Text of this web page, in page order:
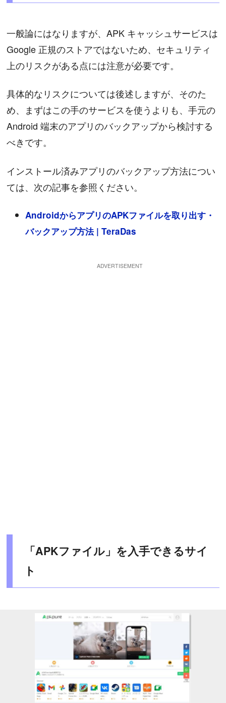
一般論にはなりますが、APK キャッシュサービスは
Google 正規のストアではないため、セキュリティ
上のリスクがある点には注意が必要です。
具体的なリスクについては後述しますが、そのた
め、まずはこの手のサービスを使うよりも、手元の
Android 端末のアプリのバックアップから検討する
べきです。
インストール済みアプリのバックアップ方法につい
ては、次の記事を参照ください。
AndroidからアプリのAPKファイルを取り出す・
バックアップ方法 | TeraDas
「APKファイル」を入手できるサイ
ト